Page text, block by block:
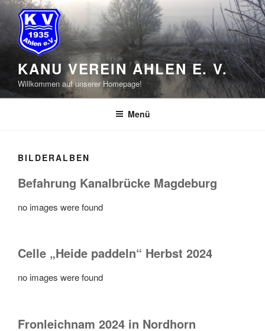
Zum
Inhalt
springen
KANU VEREIN AHLEN E. V.
Willkommen auf unserer Homepage!
Menü
BILDERALBEN
Befahrung Kanalbrücke Magdeburg
no images were found
Celle „Heide paddeln“ Herbst 2024
no images were found
Fronleichnam 2024 in Nordhorn